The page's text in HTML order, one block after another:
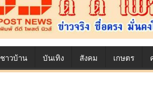
ชาวบ้าน บันเทิง สังคม เกษตร